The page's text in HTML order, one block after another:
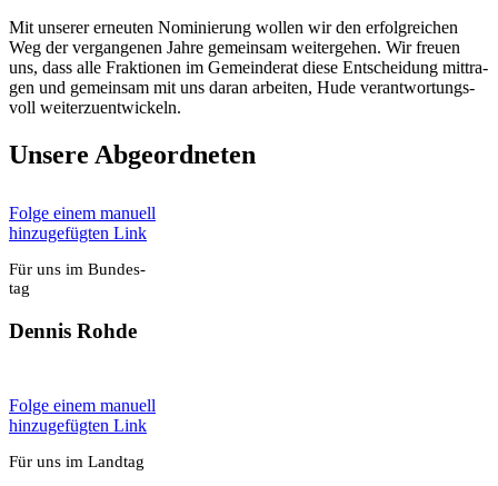
Mit unse­rer erneu­ten Nomi­nie­rung wol­len wir den erfolg­rei­chen
Weg der ver­gan­ge­nen Jah­re gemein­sam wei­ter­ge­hen. Wir freu­en
uns, dass alle Frak­tio­nen im Gemein­de­rat die­se Ent­schei­dung mit­tra­
gen und gemein­sam mit uns dar­an arbei­ten, Hude ver­ant­wor­tungs­
voll wei­ter­zu­ent­wi­ckeln.
Unse­re Abge­ord­ne­ten
Fol­ge einem manu­ell
hin­zu­ge­füg­ten Link
Für uns im Bun­des­
tag
Den­nis Roh­de
Fol­ge einem manu­ell
hin­zu­ge­füg­ten Link
Für uns im Land­tag